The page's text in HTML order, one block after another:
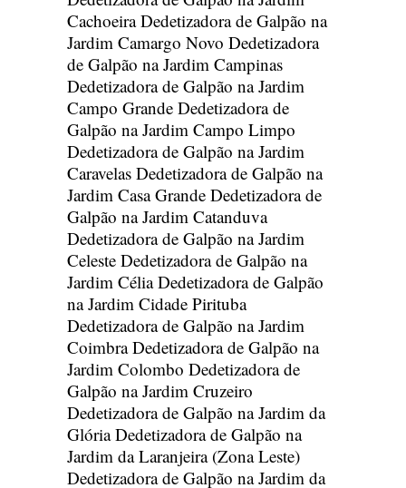
CachoeiraDedetizadora de Galpão na
Jardim Camargo Novo Dedetizadora
de Galpão na Jardim Campinas
Dedetizadora de Galpão na Jardim
Campo Grande Dedetizadora de
Galpão na Jardim Campo Limpo
Dedetizadora de Galpão na Jardim
Caravelas Dedetizadora de Galpão na
Jardim Casa Grande Dedetizadora de
Galpão na Jardim Catanduva
Dedetizadora de Galpão na Jardim
Celeste Dedetizadora de Galpão na
Jardim CéliaDedetizadora de Galpão
na Jardim Cidade Pirituba
Dedetizadora de Galpão na Jardim
CoimbraDedetizadora de Galpão na
Jardim Colombo Dedetizadora de
Galpão na Jardim Cruzeiro
Dedetizadora de Galpão na Jardim da
GlóriaDedetizadora de Galpão na
Jardim da Laranjeira (Zona Leste)
Dedetizadora de Galpão na Jardim da